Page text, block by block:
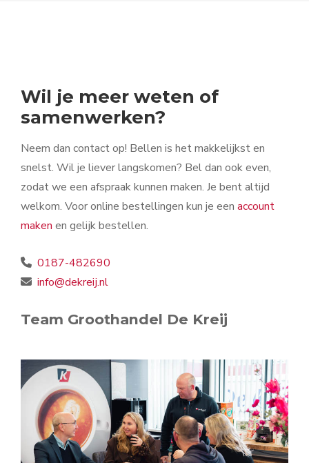
Wil je meer weten of
samenwerken?
Neem dan contact op! Bellen is het makkelijkst en
snelst. Wil je liever langskomen? Bel dan ook even,
zodat we een afspraak kunnen maken. Je bent altijd
welkom. Voor online bestellingen kun je een account
maken en gelijk bestellen.
0187-482690
info@dekreij.nl
Team Groothandel De Kreij